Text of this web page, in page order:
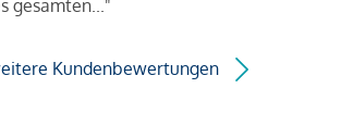
gesamten..."
Kundenbewertungen